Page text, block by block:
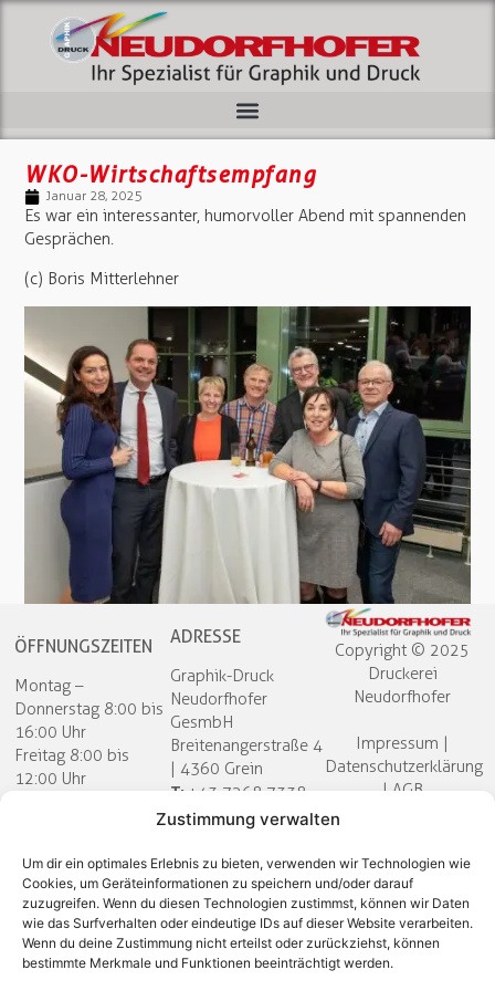
Zustimmung verwalten
Um dir ein optimales Erlebnis zu bieten, verwenden wir Technologien wie
Cookies, um Geräteinformationen zu speichern und/oder darauf
zuzugreifen. Wenn du diesen Technologien zustimmst, können wir Daten
wie das Surfverhalten oder eindeutige IDs auf dieser Website verarbeiten.
Wenn du deine Zustimmung nicht erteilst oder zurückziehst, können
bestimmte Merkmale und Funktionen beeinträchtigt werden.
WKO-Wirtschaftsempfang
Januar 28, 2025
Es war ein interessanter, humorvoller Abend mit spannenden
Gesprächen.
(c) Boris Mitterlehner
ÖFFNUNGSZEITEN
Montag –
Donnerstag 8:00 bis
16:00 Uhr
Freitag 8:00 bis
12:00 Uhr
Termine gerne auch
Öffnungszeiten nach
telefonischer
Vereinbarung!
Copyright © 2025
Druckerei
Neudorfhofer​
Impressum |
Datenschutzerklärung
| AGB
ADRESSE
Graphik-Druck
Neudorfhofer
GesmbH
Breitenangerstraße 4
| 4360 Grein
T: +43 7268 7338
E: